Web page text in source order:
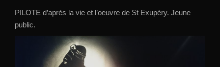
PILOTE d’après la vie et l’oeuvre de St Exupéry. Jeune
public.